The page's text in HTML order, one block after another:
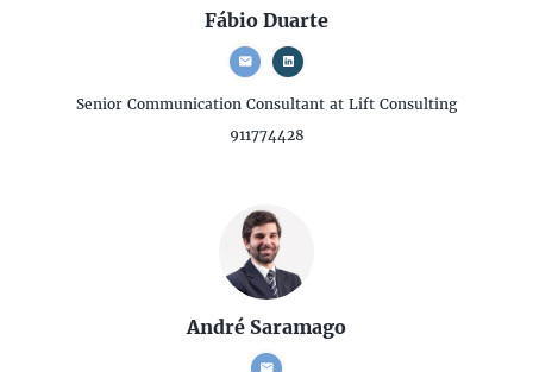
Fábio Duarte
Senior Communication Consultant at Lift Consulting
911774428
André Saramago